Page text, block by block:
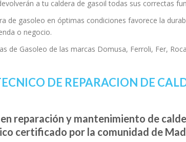
a tu caldera de gasoil todas sus correctas
de gasoleo en óptimas condiciones favorece la
o negocio.
de Gasoleo de las marcas Domusa, Ferroli, Fer,
DE REPARACION DE
reparación y mantenimiento de
certificado por la comunidad de